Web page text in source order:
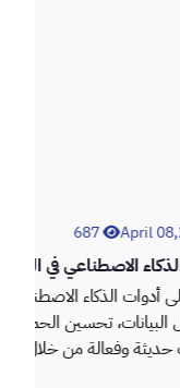
دليل شامل
في التسويق وكيف
وزيادة المبيعات
الإبداعية.